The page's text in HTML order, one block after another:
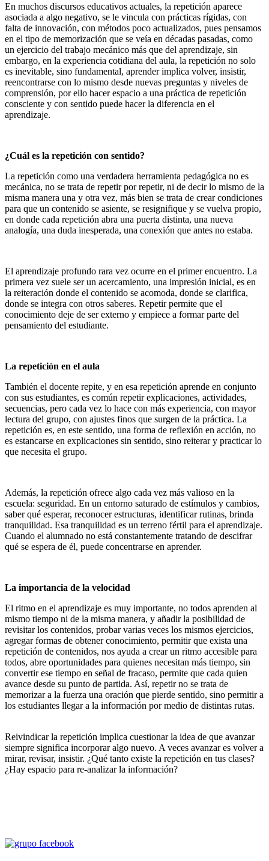
En muchos discursos educativos actuales, la repetición aparece
asociada a algo negativo, se le vincula con prácticas rígidas, con
falta de innovación, con métodos poco actualizados, pues pensamos
en el tipo de memorización que se veía en décadas pasadas, como
un ejercicio del trabajo mecánico más que del aprendizaje, sin
embargo, en la experiencia cotidiana del aula, la repetición no solo
es inevitable, sino fundamental, aprender implica volver, insistir,
reencontrarse con lo mismo desde nuevas preguntas y niveles de
comprensión, por ello hacer espacio a una práctica de repetición
consciente y con sentido puede hacer la diferencia en el
aprendizaje.
¿Cuál es la repetición con sentido?
La repetición como una verdadera herramienta pedagógica no es
mecánica, no se trata de repetir por repetir, ni de decir lo mismo de la
misma manera una y otra vez, más bien se trata de crear condiciones
para que un contenido se asiente, se resignifique y se vuelva propio,
en donde cada repetición abra una puerta distinta, una nueva
analogía, una duda inesperada, una conexión que antes no estaba.
El aprendizaje profundo rara vez ocurre en el primer encuentro. La
primera vez suele ser un acercamiento, una impresión inicial, es en
la reiteración donde el contenido se acomoda, donde se clarifica,
donde se integra con otros saberes. Repetir permite que el
conocimiento deje de ser externo y empiece a formar parte del
pensamiento del estudiante.
La repetición en el aula
También el docente repite, y en esa repetición aprende en conjunto
con sus estudiantes, es común repetir explicaciones, actividades,
secuencias, pero cada vez lo hace con más experiencia, con mayor
lectura del grupo, con ajustes finos que surgen de la práctica. La
repetición es, en este sentido, una forma de reflexión en acción, no
es estancarse en explicaciones sin sentido, sino reiterar y practicar lo
que necesita el grupo.
Además, la repetición ofrece algo cada vez más valioso en la
escuela: seguridad. En un entorno saturado de estímulos y cambios,
saber qué esperar, reconocer estructuras, identificar rutinas, brinda
tranquilidad. Esa tranquilidad es un terreno fértil para el aprendizaje.
Cuando el alumnado no está constantemente tratando de descifrar
qué se espera de él, puede concentrarse en aprender.
La importancia de la velocidad
El ritmo en el aprendizaje es muy importante, no todos aprenden al
mismo tiempo ni de la misma manera, y añadir la posibilidad de
revisitar los contenidos, probar varias veces los mismos ejercicios,
agregar formas de obtener conocimiento, permitir que exista una
repetición de contenidos, nos ayuda a crear un ritmo accesible para
todos, abre oportunidades para quienes necesitan más tiempo, sin
convertir ese tiempo en señal de fracaso, permite que cada quien
avance desde su punto de partida. Así, repetir no se trata de
memorizar a la fuerza una oración que pierde sentido, sino permitir a
los estudiantes llegar a la información por medio de distintas rutas.
Reivindicar la repetición implica cuestionar la idea de que avanzar
siempre significa incorporar algo nuevo. A veces avanzar es volver a
mirar, revisar, insistir. ¿Qué tanto existe la repetición en tus clases?
¿Hay espacio para re-analizar la información?